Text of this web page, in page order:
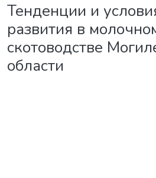
Тенденции и
развития в
скотоводстве
области